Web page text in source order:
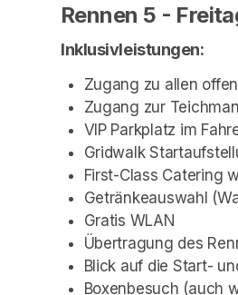
Rennen 5 -
Inklusivleistungen:
Zugang zu allen
Zugang zur
VIP Parkplatz im
Gridwalk
First-Class Catering
Getränkeauswahl
Gratis WLAN
Übertragung des
Blick auf die Start-
Boxenbesuch (auch